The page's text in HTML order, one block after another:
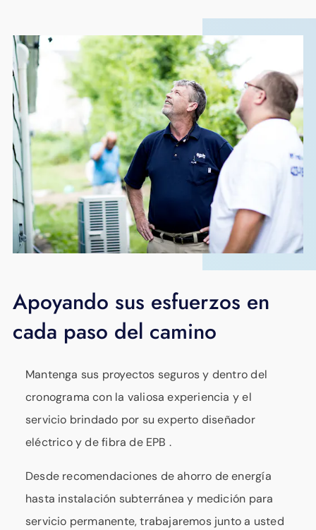
Apoyando sus esfuerzos en
cada paso del camino
Mantenga sus proyectos seguros y dentro del
cronograma con la valiosa experiencia y el
servicio brindado por su experto diseñador
eléctrico y de fibra de EPB .
Desde recomendaciones de ahorro de energía
hasta instalación subterránea y medición para
servicio permanente, trabajaremos junto a usted